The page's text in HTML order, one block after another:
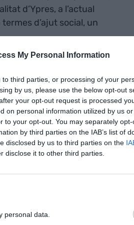
My Personal Information
third parties, or processing of your
by us, please use the below opt-out
your opt-out request is processed
on personal information utilized by us
to your opt-out. You may separately
by third parties on the IAB’s list of
disclosed by us to third parties on the
disclose it to other third parties.
personal data.
d’Ypres, a l’actual
d’ajut social, un
financera i de
ha fet que
ideològic hagin tornat a
a dir causalitat) que
crisis que segueixen a les
tecnologies
intel·ligència artificial—
que mai.
pal·liativa per una
tecnologia. Per anar bé
la RBU és un